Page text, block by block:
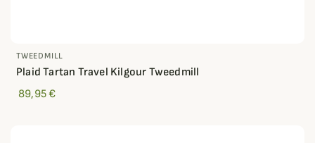
TWEEDMILL
Plaid Tartan Travel Kilgour Tweedmill
89,95 €